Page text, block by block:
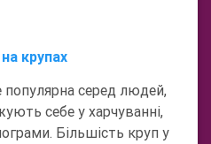
крупах
популярна серед людей,
себе у харчуванні,
Більшість круп у